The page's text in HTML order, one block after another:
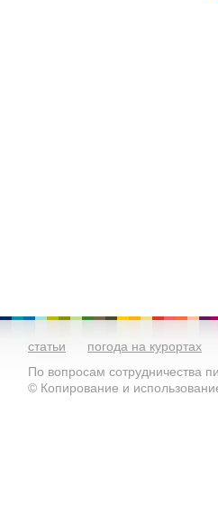
статьи погода на курортах
По вопросам сотрудничества
© Копирование и